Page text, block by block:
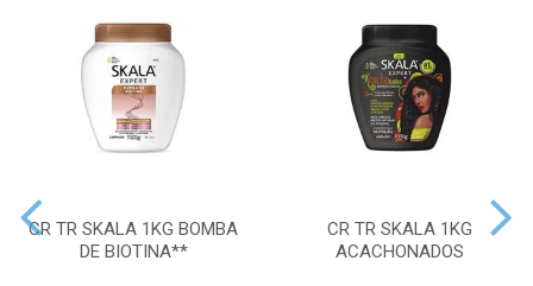
CR TR SKALA 1KG BOMBA
DE BIOTINA**
CR TR SKALA 1KG
ACACHONADOS